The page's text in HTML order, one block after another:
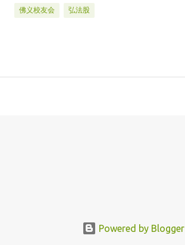
佛义校友会 弘法股
Powered by Blogger